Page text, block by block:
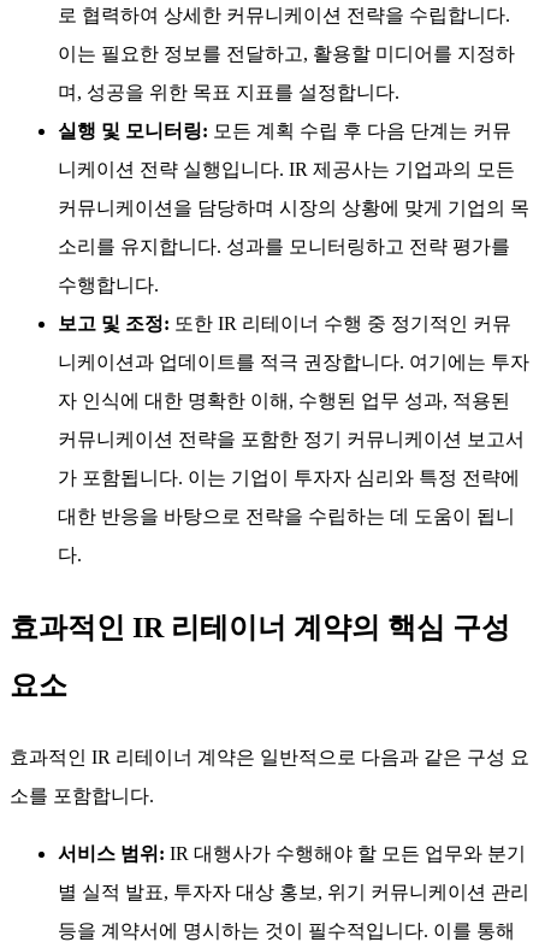
로 협력하여 상세한 커뮤니케이션 전략을 수립합니다.
이는 필요한 정보를 전달하고, 활용할 미디어를 지정하
며, 성공을 위한 목표 지표를 설정합니다.
실행 및 모니터링: 모든 계획 수립 후 다음 단계는 커뮤
니케이션 전략 실행입니다. IR 제공사는 기업과의 모든
커뮤니케이션을 담당하며 시장의 상황에 맞게 기업의 목
소리를 유지합니다. 성과를 모니터링하고 전략 평가를
수행합니다.
보고 및 조정: 또한 IR 리테이너 수행 중 정기적인 커뮤
니케이션과 업데이트를 적극 권장합니다. 여기에는 투자
자 인식에 대한 명확한 이해, 수행된 업무 성과, 적용된
커뮤니케이션 전략을 포함한 정기 커뮤니케이션 보고서
가 포함됩니다. 이는 기업이 투자자 심리와 특정 전략에
대한 반응을 바탕으로 전략을 수립하는 데 도움이 됩니
다.
효과적인 IR 리테이너 계약의 핵심 구성
요소
효과적인 IR 리테이너 계약은 일반적으로 다음과 같은 구성 요
소를 포함합니다.
서비스 범위: IR 대행사가 수행해야 할 모든 업무와 분기
별 실적 발표, 투자자 대상 홍보, 위기 커뮤니케이션 관리
등을 계약서에 명시하는 것이 필수적입니다. 이를 통해